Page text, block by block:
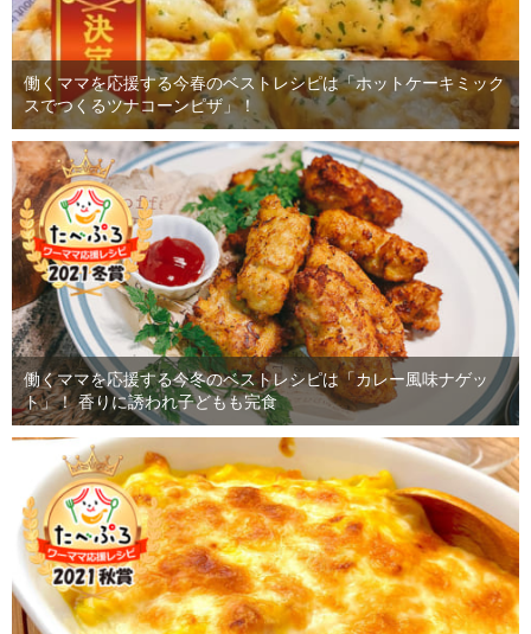
働くママを応援する今春のベストレシピは「ホットケーキミック
スでつくるツナコーンピザ」！
働くママを応援する今冬のベストレシピは「カレー風味ナゲッ
ト」！ 香りに誘われ子どもも完食